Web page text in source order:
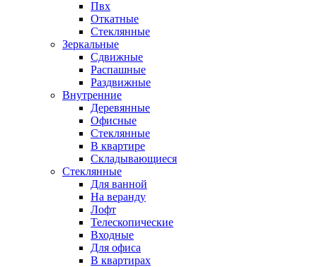
Пвх
Откатные
Стеклянные
Зеркальные
Сдвижные
Распашные
Раздвижные
Внутренние
Деревянные
Офисные
Стеклянные
В квартире
Складывающиеся
Стеклянные
Для ванной
На веранду
Лофт
Телескопические
Входные
Для офиса
В квартирах